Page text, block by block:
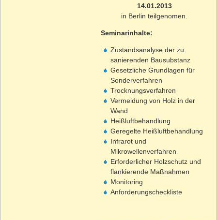
14.01.2013
in Berlin teilgenomen.
Seminarinhalte:
Zustandsanalyse der zu
sanierenden Bausubstanz
Gesetzliche Grundlagen für
Sonderverfahren
Trocknungsverfahren
Vermeidung von Holz in der
Wand
Heißluftbehandlung
Geregelte Heißluftbehandlung
Infrarot und
Mikrowellenverfahren
Erforderlicher Holzschutz und
flankierende Maßnahmen
Monitoring
Anforderungscheckliste